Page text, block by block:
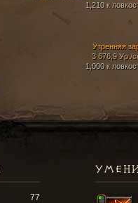
1,210 к
Утренняя
3 676,9 Ур./
1,000 к
77